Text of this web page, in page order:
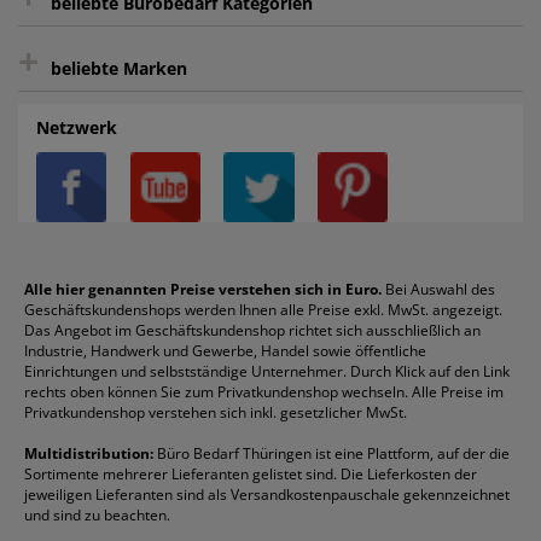
intelligentes Kundenkonto
FAQ
AGB
Datenschutz
Privatsphäre-Einstellungen
Über uns
Reklamation / Retouren
Vertrag widerrufen (Privatkunden)
Rabatte & Aktionen
Aktenvernichter
Batterien
Bleistifte
Blöcke
Boardmarker
Briefumschläge
Druckerpatronen
Etiketten
Fineliner
Folienschreiber
Formulare
Gelschreiber
Geschäftsbücher
Heftstreifen
Kaffee
Klebeband
Klemmmappen
Kopierpapier
Korrekturmittel
Kugelschreiber
Mappen
Ordner
Packband
Permanentmarker
Radiergummis
Schnellhefter
Sichthüllen
Taschenrechner
Textmarker
Tintenroller
Tintenpatronen
Toilettenpapier
Toner
Versandmaterial
Versandtaschen
+ beliebte Marken
Alco
Avery/Zweckform
Canon
Durable
DYMO
Edding
Esselte
Faber-Castell
Fellowes
Franken
Fripa
Leitz
Läufer
Melitta
Pentel
Pelikan
Pilot
Pritt
Schneider
Stabilo
Staedtler
Netzwerk
Alle hier genannten Preise verstehen sich in Euro. Bei Auswahl des
Geschäftskundenshops werden Ihnen alle Preise exkl. MwSt. angezeigt.
Das Angebot im Geschäftskundenshop richtet sich ausschließlich an
Industrie, Handwerk und Gewerbe, Handel sowie öffentliche
Einrichtungen und selbstständige Unternehmer. Durch Klick auf den Link
rechts oben können Sie zum Privatkundenshop wechseln. Alle Preise im
Privatkundenshop verstehen sich inkl. gesetzlicher MwSt.
Multidistribution: Büro Bedarf Thüringen ist eine Plattform, auf der die
Sortimente mehrerer Lieferanten gelistet sind. Die Lieferkosten der
jeweiligen Lieferanten sind als Versandkostenpauschale gekennzeichnet
und sind zu beachten.